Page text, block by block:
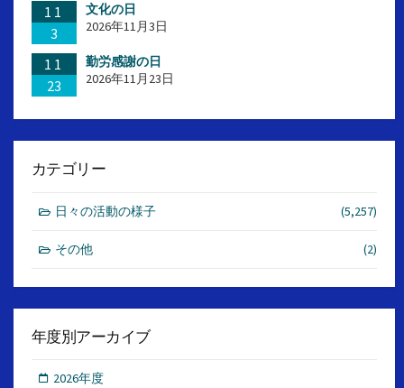
11
3
文化の日
2026年11月3日
11
23
勤労感謝の日
2026年11月23日
カテゴリー
日々の活動の様子 (5,257)
その他 (2)
年度別アーカイブ
2026年度